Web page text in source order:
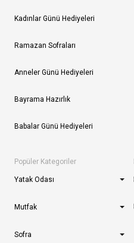
Kadınlar Günü Hediyeleri
Ramazan Sofraları
Anneler Günü Hediyeleri
Bayrama Hazırlık
Babalar Günü Hediyeleri
Popüler Kategoriler
Yatak Odası
Mutfak
Sofra